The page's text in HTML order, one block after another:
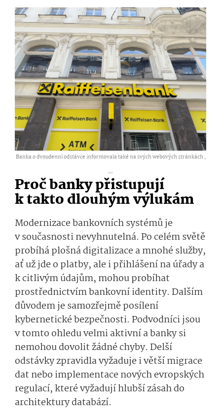
Banka o dvoudenní odstávce informovala také na svých webových stránkách ,
...
Proč banky přistupují
k takto dlouhým výlukám
Modernizace bankovních systémů je
v současnosti nevyhnutelná. Po celém světě
probíhá plošná digitalizace a mnohé služby,
ať už jde o platby, ale i přihlášení na úřady a
k citlivým údajům, mohou probíhat
prostřednictvím bankovní identity. Dalším
důvodem je samozřejmě posílení
kybernetické bezpečnosti. Podvodníci jsou
v tomto ohledu velmi aktivní a banky si
nemohou dovolit žádné chyby. Delší
odstávky zpravidla vyžaduje i větší migrace
dat nebo implementace nových evropských
regulací, které vyžadují hlubší zásah do
architektury databází.